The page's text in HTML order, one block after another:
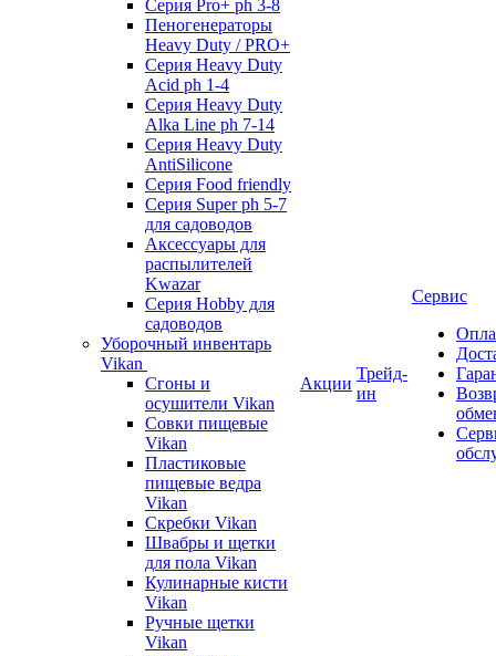
Серия Pro+ ph 3-8
Пеногенераторы
Heavy Duty / PRO+
Серия Heavy Duty
Acid ph 1-4
Серия Heavy Duty
Alka Line ph 7-14
Серия Heavy Duty
AntiSilicone
Серия Food friendly
Серия Super ph 5-7
для садоводов
Аксессуары для
распылителей
Kwazar
Серия Hobby для
садоводов
Уборочный инвентарь
Vikan
Сгоны и
осушители Vikan
Совки пищевые
Vikan
Пластиковые
пищевые ведра
Vikan
Скребки Vikan
Швабры и щетки
для пола Vikan
Кулинарные кисти
Vikan
Ручные щетки
Vikan
Акции
Трейд-
ин
Сервис